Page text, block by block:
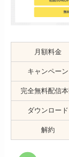
月額料金
キャンペーン
完全無料配信
ダウンロード
解約